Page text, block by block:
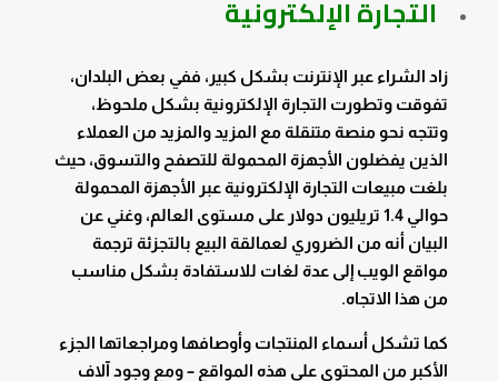
التجارة الإلكترونية
زاد الشراء عبر الإنترنت بشكل كبير، ففي بعض البلدان،
تفوقت وتطورت التجارة الإلكترونية بشكل ملحوظ،
وتتجه نحو منصة متنقلة مع المزيد والمزيد من العملاء
الذين يفضلون الأجهزة المحمولة للتصفح والتسوق، حيث
بلغت مبيعات التجارة الإلكترونية عبر الأجهزة المحمولة
حوالي 1.4 تريليون دولار على مستوى العالم، وغني عن
البيان أنه من الضروري لعمالقة البيع بالتجزئة ترجمة
مواقع الويب إلى عدة لغات للاستفادة بشكل مناسب
من هذا الاتجاه.
كما تشكل أسماء المنتجات وأوصافها ومراجعاتها الجزء
الأكبر من المحتوى على هذه المواقع – ومع وجود آلاف